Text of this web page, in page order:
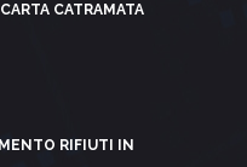
CATRAMATA
RIFIUTI IN